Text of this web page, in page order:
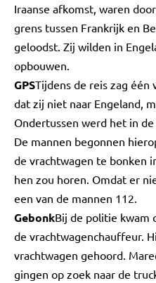
Iraanse afkomst, waren
grens tussen Frankrijk en
geloodst. Zij wilden in
opbouwen.
GPSTijdens de reis zag één
dat zij niet naar Engeland,
Ondertussen werd het in
De mannen begonnen
de vrachtwagen te bonken
hen zou horen. Omdat er
een van de mannen 112.
GebonkBij de politie kwam
de vrachtwagenchauffeur.
vrachtwagen gehoord.
gingen op zoek naar de